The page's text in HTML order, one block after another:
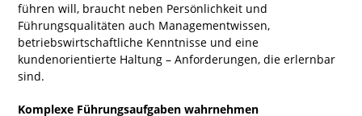
führen will, braucht neben Persönlichkeit und
Führungsqualitäten auch Managementwissen,
betriebswirtschaftliche Kenntnisse und eine
kundenorientierte Haltung – Anforderungen, die erlernbar
sind.
Komplexe Führungsaufgaben wahrnehmen